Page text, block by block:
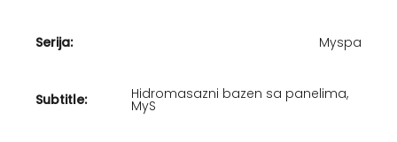
Serija: Myspa
Subtitle: Hidromasazni bazen sa panelima,
MyS